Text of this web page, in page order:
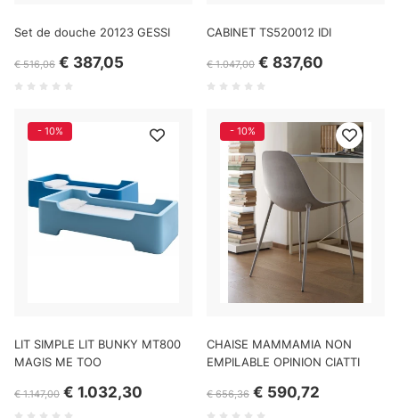
Set de douche 20123 GESSI
€ 516,06 € 387,05
CABINET TS520012 IDI
€ 1.047,00 € 837,60
- 10%
LIT SIMPLE LIT BUNKY MT800
MAGIS ME TOO
€ 1.147,00 € 1.032,30
- 10%
CHAISE MAMMAMIA NON
EMPILABLE OPINION CIATTI
€ 656,36 € 590,72